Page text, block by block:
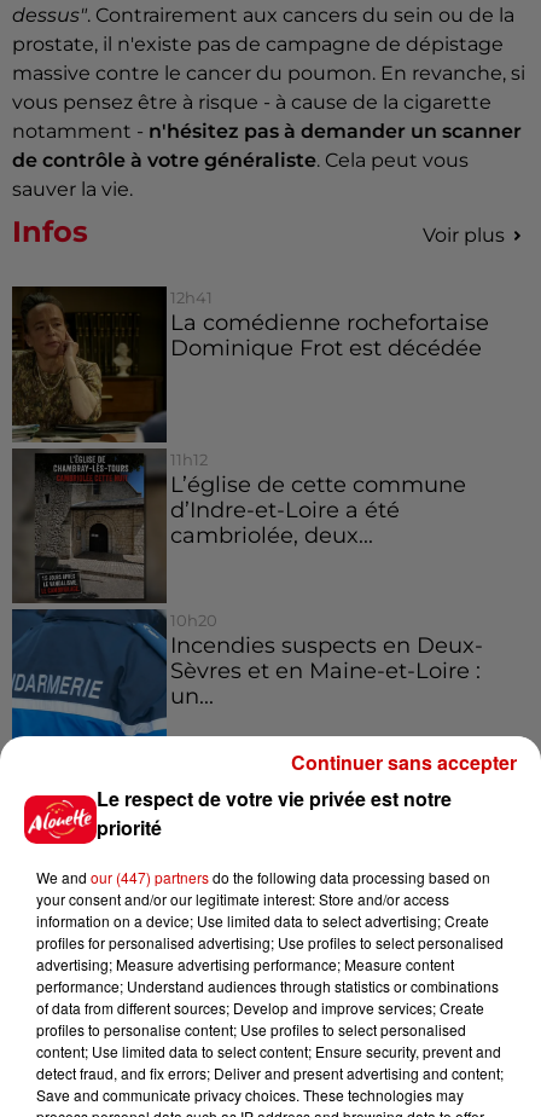
dessus". Contrairement aux cancers du sein ou de la
prostate, il n'existe pas de campagne de dépistage
massive contre le cancer du poumon. En revanche, si
vous pensez être à risque - à cause de la cigarette
notamment - n'hésitez pas à demander un scanner
de contrôle à votre généraliste. Cela peut vous
sauver la vie.
Infos Voir plus
12h41
La comédienne rochefortaise
Dominique Frot est décédée
11h12
L’église de cette commune
d’Indre-et-Loire a été
cambriolée, deux...
10h20
Incendies suspects en Deux-
Sèvres et en Maine-et-Loire :
un...
Rennes : enquête ouverte après
Jeux Voir plus
Gagnez vos places pour le
festival Marché Gourmand 2026
à Coulon !
Le respect de votre vie privée est notre
priorité
We and our (447) partnersdo the following data processing based on
your consent and/or our legitimate interest: Store and/or access
information on a device; Use limited data to select advertising; Create
profiles for personalised advertising; Use profiles to select personalised
advertising; Measure advertising performance; Measure content
performance; Understand audiences through statistics or combinations
of data from different sources; Develop and improve services; Create
profiles to personalise content; Use profiles to select personalised
content; Use limited data to select content; Ensure security, prevent and
detect fraud, and fix errors; Deliver and present advertising and content;
Save and communicate privacy choices. These technologies may
Continuer sans accepter